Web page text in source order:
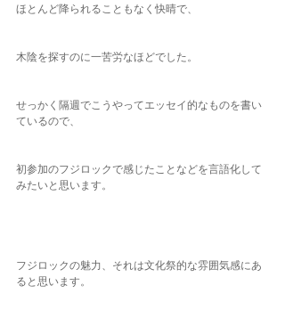
ほとんど降られることもなく快晴で、
木陰を探すのに一苦労なほどでした。
せっかく隔週でこうやってエッセイ的なものを書い
ているので、
初参加のフジロックで感じたことなどを言語化して
みたいと思います。
フジロックの魅力、それは文化祭的な雰囲気感にあ
ると思います。